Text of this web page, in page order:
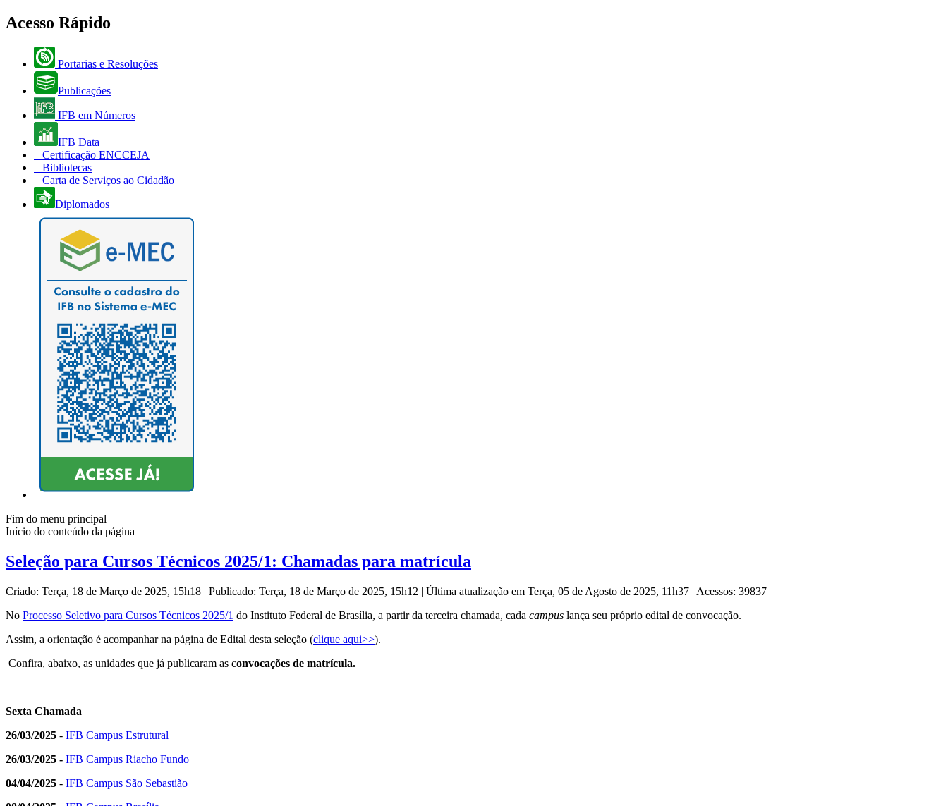
Acesso Rápido
Portarias e Resoluções
Publicações
IFB em Números
IFB Data
Certificação ENCCEJA
Bibliotecas
Carta de Serviços ao Cidadão
Diplomados
Fim do menu principal
Início do conteúdo da página
Seleção para Cursos Técnicos 2025/1: Chamadas para matrícula
Criado: Terça, 18 de Março de 2025, 15h18 | Publicado: Terça, 18 de Março de 2025, 15h12 | Última atualização em Terça, 05 de Agosto de 2025, 11h37 | Acessos: 39837
No Processo Seletivo para Cursos Técnicos 2025/1 do Instituto Federal de Brasília, a partir da terceira chamada, cada campus lança seu próprio edital de convocação.
Assim, a orientação é acompanhar na página de Edital desta seleção (clique aqui>>).
Confira, abaixo, as unidades que já publicaram as convocações de matrícula.
Sexta Chamada
26/03/2025 - IFB Campus Estrutural
26/03/2025 - IFB Campus Riacho Fundo
04/04/2025 - IFB Campus São Sebastião